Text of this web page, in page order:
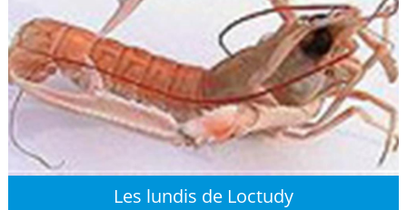
Les lundis de Loctudy